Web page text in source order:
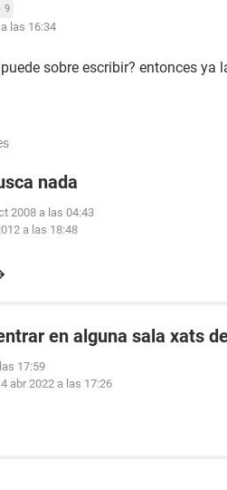
9
las 16:34
sobre escribir? entonces ya
nada
2008 a las 04:43
a las 18:48
en alguna sala xats
17:59
4 abr 2022 a las 17:26